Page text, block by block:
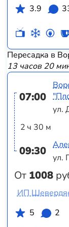
3.9
Пересадка в
13 часов 20
07:00
2 ч 30 м
09:30
От 1008
ул.
ул.
ИП
5
2